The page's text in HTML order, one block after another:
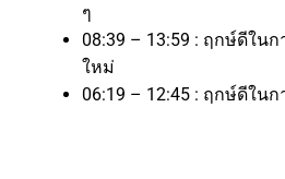
ๆ
08:39 – 13:59 : ฤกษ์ดีในก
ใหม่
06:19 – 12:45 : ฤกษ์ดีใน